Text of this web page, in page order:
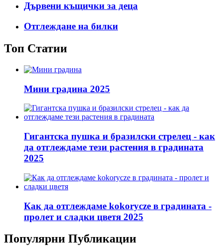
Дървени къщички за деца
Отглеждане на билки
Топ Статии
Мини градина 2025
Гигантска пушка и бразилски стрелец - как
да отглеждаме тези растения в градината
2025
Как да отглеждаме kokorycze в градината -
пролет и сладки цветя 2025
Популярни Публикации